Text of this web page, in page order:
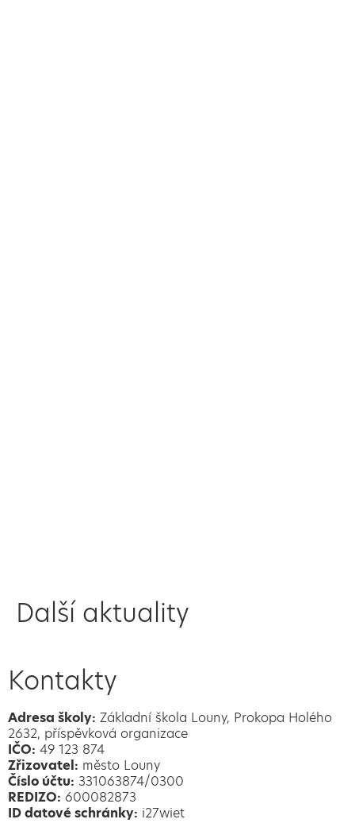
Další aktuality
Kontakty
Adresa školy: Základní škola Louny, Prokopa Holého
2632, příspěvková organizace
IČO: 49 123 874
Zřizovatel: město Louny
Číslo účtu: 331063874/0300
REDIZO: 600082873
ID datové schránky: i27wiet